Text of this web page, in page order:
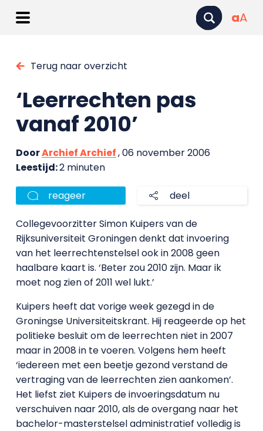
aA
Terug naar overzicht
‘Leerrechten pas
vanaf 2010’
DoorArchief Archief, 06 november 2006
Leestijd:2 minuten
reageer deel
Collegevoorzitter Simon Kuipers van de
Rijksuniversiteit Groningen denkt dat invoering
van het leerrechtenstelsel ook in 2008 geen
haalbare kaart is. ‘Beter zou 2010 zijn. Maar ik
moet nog zien of 2011 wel lukt.’
Kuipers heeft dat vorige week gezegd in de
Groningse Universiteitskrant. Hij reageerde op het
politieke besluit om de leerrechten niet in 2007
maar in 2008 in te voeren. Volgens hem heeft
‘iedereen met een beetje gezond verstand de
vertraging van de leerrechten zien aankomen’.
Het liefst ziet Kuipers de invoeringsdatum nu
verschuiven naar 2010, als de overgang naar het
bachelor-masterstelsel administratief volledig is